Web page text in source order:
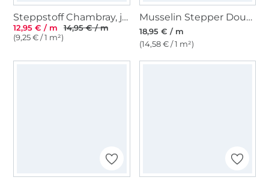
Steppstoff Chambray, jeansblau
12,95 € / m
14,95 € / m
(9,25 € / 1 m²)
Musselin Stepper Doubleface Leaves and Flowers, gelb
18,95 € / m
(14,58 € / 1 m²)